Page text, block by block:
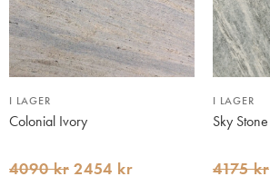
I LAGER
Colonial Ivory
4090 kr 2454 kr
I LAGER
Sky Stone
4175 kr